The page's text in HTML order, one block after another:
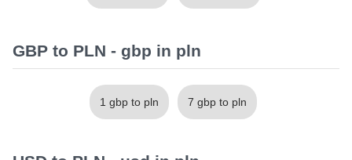
GBP to PLN - gbp in pln
1 gbp to pln 7 gbp to pln